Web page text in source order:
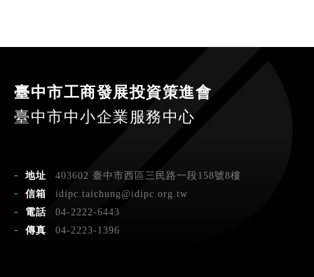
臺中市工商發展投資策進會
臺中市中小企業服務中心
地址
403602 臺中市西區三民路一段158號8樓
信箱
idipc.taichung@idipc.org.tw
電話
04-2222-6443
傳真
04-2223-1396